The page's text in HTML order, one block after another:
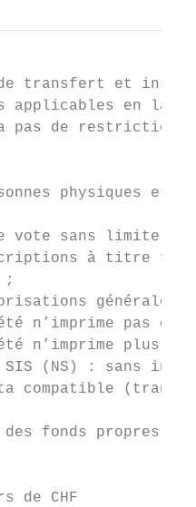
transfert et
applicables en la
pas de restriction
physiques et
vote sans limite ;
à titre
générales
n’imprime pas de
n’imprime plus
(NS) : sans
compatible
fonds propres
de CHF